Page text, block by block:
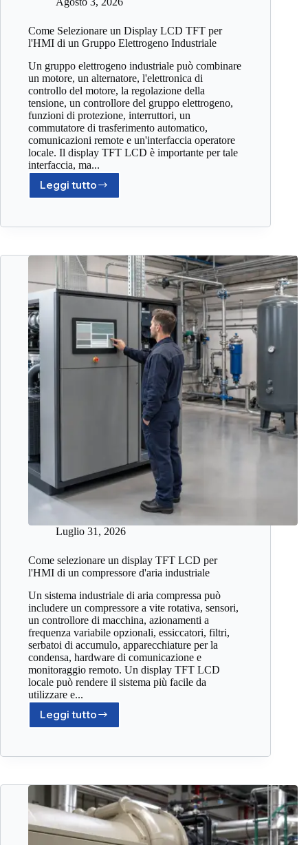
Come Selezionare un Display LCD TFT per
l'HMI di un Gruppo Elettrogeno Industriale
Un gruppo elettrogeno industriale può combinare
un motore, un alternatore, l'elettronica di
controllo del motore, la regolazione della
tensione, un controllore del gruppo elettrogeno,
funzioni di protezione, interruttori, un
commutatore di trasferimento automatico,
comunicazioni remote e un'interfaccia operatore
locale. Il display TFT LCD è importante per tale
interfaccia, ma...
Leggi tutto
Luglio 31, 2026
Come selezionare un display TFT LCD per
l'HMI di un compressore d'aria industriale
Un sistema industriale di aria compressa può
includere un compressore a vite rotativa, sensori,
un controllore di macchina, azionamenti a
frequenza variabile opzionali, essiccatori, filtri,
serbatoi di accumulo, apparecchiature per la
condensa, hardware di comunicazione e
monitoraggio remoto. Un display TFT LCD
locale può rendere il sistema più facile da
utilizzare e...
Leggi tutto